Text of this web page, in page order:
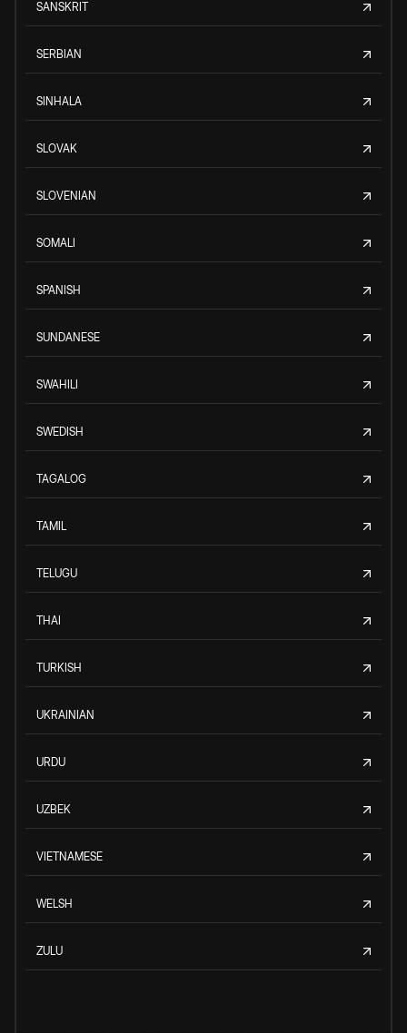
SANSKRIT
SERBIAN
SINHALA
SLOVAK
SLOVENIAN
SOMALI
SPANISH
SUNDANESE
SWAHILI
SWEDISH
TAGALOG
TAMIL
TELUGU
THAI
TURKISH
UKRAINIAN
URDU
UZBEK
VIETNAMESE
WELSH
ZULU